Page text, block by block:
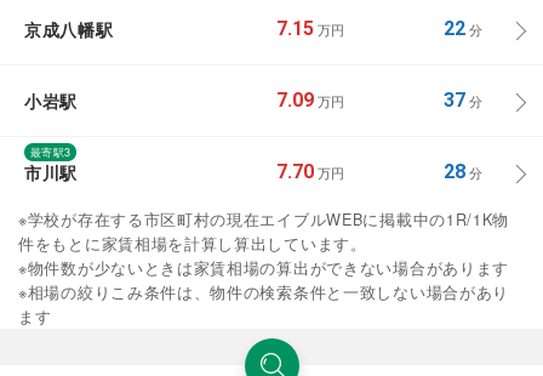
京成八幡駅 7.15 万円 22分
小岩駅 7.09 万円 37分
最寄駅3
市川駅 7.70 万円 28分
※学校が存在する市区町村の現在エイブルWEBに掲載中の1R/1K物
件をもとに家賃相場を計算し算出しています。
※物件数が少ないときは家賃相場の算出ができない場合があります
※相場の絞りこみ条件は、物件の検索条件と一致しない場合があり
ます